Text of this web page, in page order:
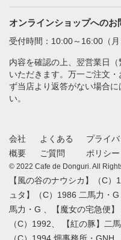
オンラインショップへのお
受付時間：10:00～16:00（月
内容を確認の上、翌営業日
いただきます。万一ご注文
ず当店より返答がない場合
い。
会社
概要
よくある
ご質問
プライ
ポリシー
© 2022 Cafe de Donguri. All
【風の谷のナウシカ】（C
ュタ】（C）1986 二馬力・
馬力・G 、【魔女の宅急便
（C）1992、 【紅の豚】二